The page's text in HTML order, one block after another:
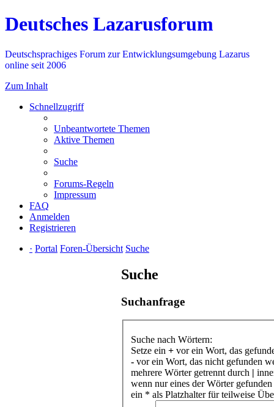
Deutsches Lazarusforum
Deutschsprachiges Forum zur Entwicklungsumgebung Lazarus
online seit 2006
Zum Inhalt
Schnellzugriff
Unbeantwortete Themen
Aktive Themen
Suche
Forums-Regeln
Impressum
FAQ
Anmelden
Registrieren
· Portal Foren-Übersicht Suche
Suche
Suchanfrage
Suche nach Wörtern:
Setze ein + vor ein Wort, das
- vor ein Wort, das nicht gefunden
mehrere Wörter getrennt durch |
wenn nur eines der Wörter
ein * als Platzhalter für teilweise